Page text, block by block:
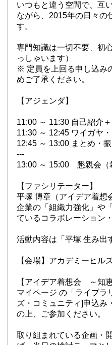
いつもと違う空間で、互
ながら、2015年の日々の
す。
専門知識は一切不要、初
っしゃいます）
※ 定員を上回る申し込み
めご了承ください。
【アジェンダ】
11:00 ～ 11:30 自己紹介
11:30 ～ 12:45 ワイガヤ
12:45 ～ 13:00 まとめ・振
---
13:00 ～ 15:00 懇親会（
【ファシリテーター】
平塚 博章（アイデア着想
企業の「組織力強化」や
ているコラボレーション
活動内容は「平塚 生み出
【会場】アカデミーヒル
【アイデア着想会 ～知
マイページ の「ライブラ
ズ・コミュニティ]申込み
の上、ご参加ください。
取り組まれている企画・